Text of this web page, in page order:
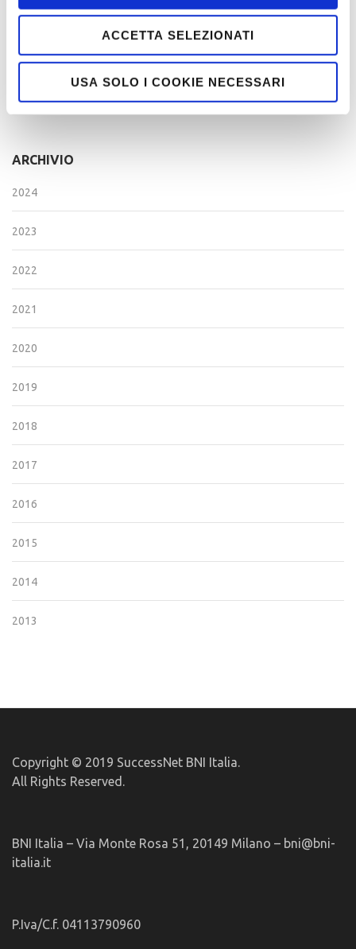
ACCETTA SELEZIONATI
USA SOLO I COOKIE NECESSARI
ARCHIVIO
2024
2023
2022
2021
2020
2019
2018
2017
2016
2015
2014
2013
Copyright © 2019 SuccessNet BNI Italia.
All Rights Reserved.
BNI Italia – Via Monte Rosa 51, 20149 Milano – bni@bni-
italia.it
P.Iva/C.f. 04113790960